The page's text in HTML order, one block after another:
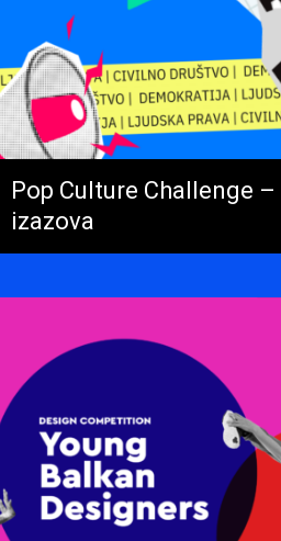
Pop Culture Challenge
izazova